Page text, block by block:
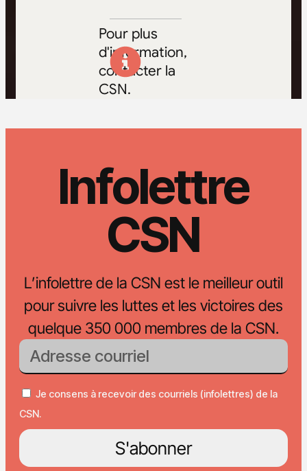
Pour plus
d'information,
contacter la
CSN.
Infolettre
CSN
L’infolettre de la CSN est le meilleur outil
pour suivre les luttes et les victoires des
quelque 350 000 membres de la CSN.
Je consens à recevoir des courriels (infolettres) de la
CSN.
S'abonner